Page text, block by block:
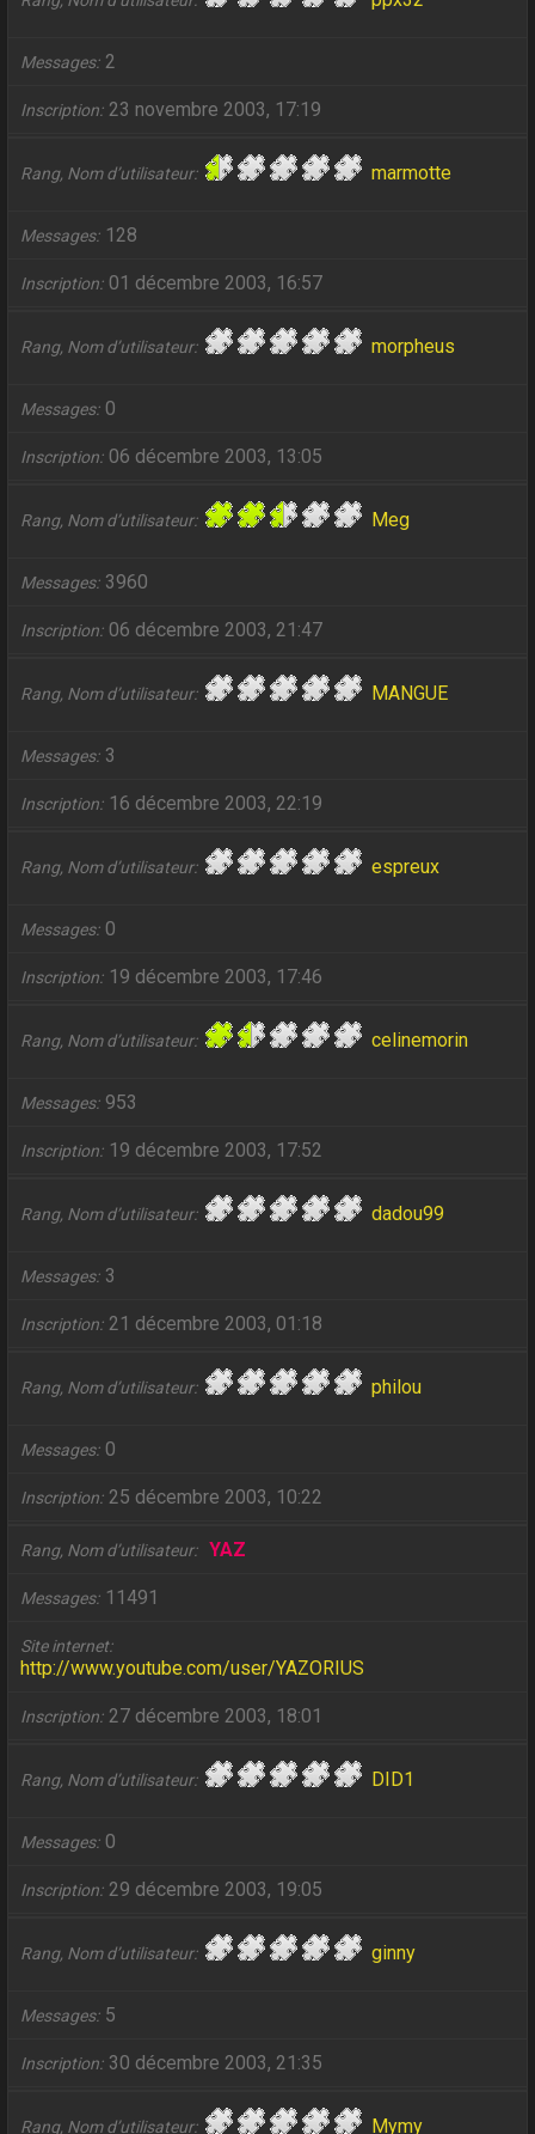
Messages 2
Inscription 23 novembre 2003, 17:19
Rang, Nom d’utilisateur marmotte
Messages 128
Inscription 01 décembre 2003, 16:57
Rang, Nom d’utilisateur morpheus
Messages 0
Inscription 06 décembre 2003, 13:05
Rang, Nom d’utilisateur Meg
Messages 3960
Inscription 06 décembre 2003, 21:47
Rang, Nom d’utilisateur MANGUE
Messages 3
Inscription 16 décembre 2003, 22:19
Rang, Nom d’utilisateur espreux
Messages 0
Inscription 19 décembre 2003, 17:46
Rang, Nom d’utilisateur celinemorin
Messages 953
Inscription 19 décembre 2003, 17:52
Rang, Nom d’utilisateur dadou99
Messages 3
Inscription 21 décembre 2003, 01:18
Rang, Nom d’utilisateur philou
Messages 0
Inscription 25 décembre 2003, 10:22
Rang, Nom d’utilisateur YAZ
Messages 11491
Site internet
http://www.youtube.com/user/YAZORIUS
Inscription 27 décembre 2003, 18:01
Rang, Nom d’utilisateur DID1
Messages 0
Inscription 29 décembre 2003, 19:05
Rang, Nom d’utilisateur ginny
Messages 5
Inscription 30 décembre 2003, 21:35
Rang, Nom d’utilisateur Mymy